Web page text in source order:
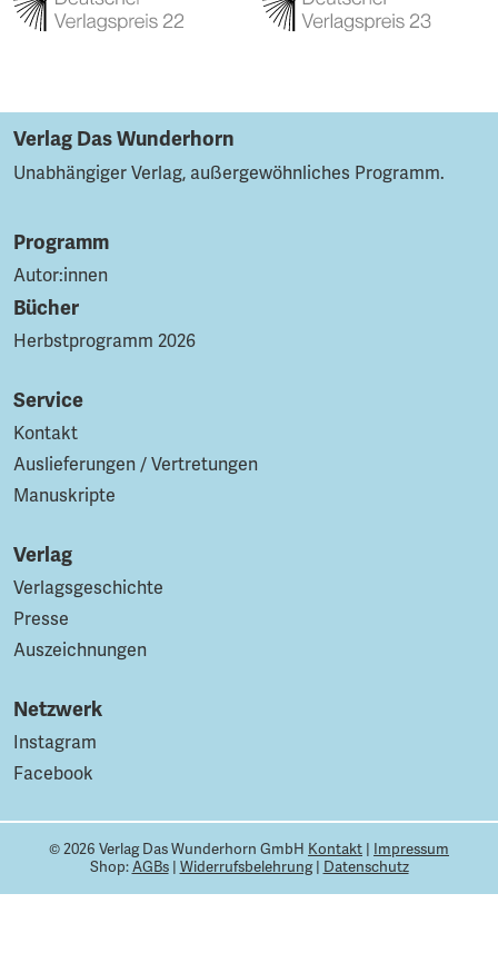
Verlag Das Wunderhorn
Unabhängiger Verlag, außergewöhnliches Programm.
Programm
Autor:innen
Bücher
Herbstprogramm 2026
Service
Kontakt
Auslieferungen / Vertretungen
Manuskripte
Verlag
Verlagsgeschichte
Presse
Auszeichnungen
Netzwerk
Instagram
Facebook
© 2026 Verlag Das Wunderhorn GmbH Kontakt
Impressum
Shop:AGBs| Widerrufsbelehrung| Datenschutz